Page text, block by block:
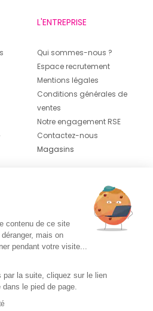
L'ENTREPRISE
Qui sommes-nous ?
Espace recrutement
Mentions légales
Conditions générales de
ventes
Notre engagement RSE
Contactez-nous
Magasins
& le
contenu de ce site
mais on
pendant votre visite...
par la suite, cliquez sur le lien
le pied de page.